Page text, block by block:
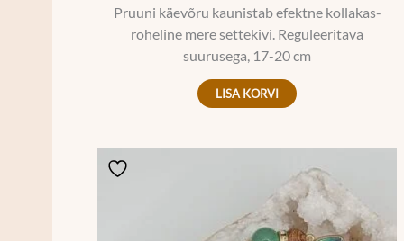
Pruuni käevõru kaunistab efektne kollakas-
roheline mere settekivi. Reguleeritava
suurusega, 17-20 cm
LISA KORVI